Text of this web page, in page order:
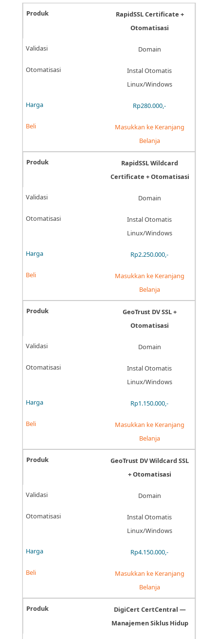
RapidSSL Certificate +
Otomatisasi
Domain
Instal Otomatis
Linux/Windows
Rp280.000,-
Masukkan ke Keranjang
Belanja
RapidSSL Wildcard
Certificate + Otomatisasi
Domain
Instal Otomatis
Linux/Windows
Rp2.250.000,-
Masukkan ke Keranjang
Belanja
GeoTrust DV SSL +
Otomatisasi
Domain
Instal Otomatis
Linux/Windows
Rp1.150.000,-
Masukkan ke Keranjang
Belanja
GeoTrust DV Wildcard SSL
+ Otomatisasi
Domain
Instal Otomatis
Linux/Windows
Rp4.150.000,-
Masukkan ke Keranjang
Belanja
DigiCert CertCentral —
Manajemen Siklus Hidup